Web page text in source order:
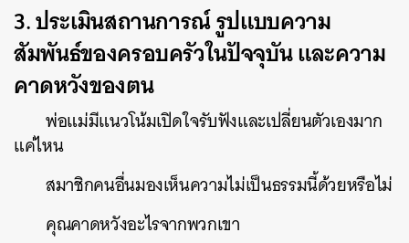
3. ประเมินสถานการณ์ รูปแบบความ
สัมพันธ์ของครอบครัวในปัจจุบัน และความ
คาดหวังของตน
พ่อแม่มีแนวโน้มเปิดใจรับฟังและเปลี่ยนตัวเองมาก
แค่ไหน
สมาชิกคนอื่นมองเห็นความไม่เป็นธรรมนี้ด้วยหรือไม่
คุณคาดหวังอะไรจากพวกเขา